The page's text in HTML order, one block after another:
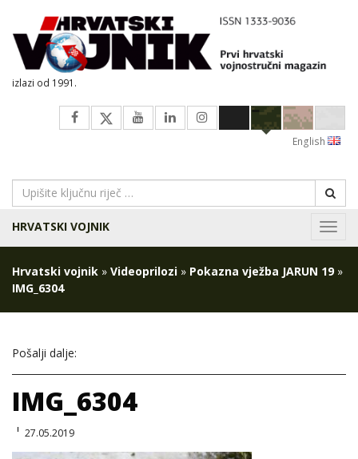
izlazi od 1991.
English
HRVATSKI VOJNIK
Hrvatski vojnik » Videoprilozi » Pokazna vježba JARUN 19»
IMG_6304
Pošalji dalje:
IMG_6304
27.05.2019